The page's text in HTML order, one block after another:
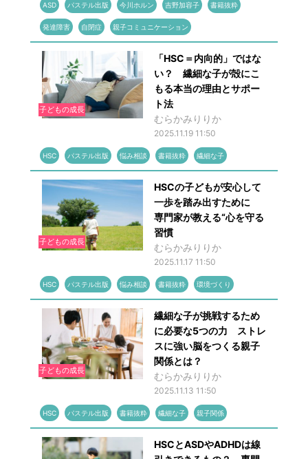
ASD パステル出版 今川ホルン 吉野加容子 書籍抜粋
発達障害 自閉症 親子コミュニケーション
子どもの成長
「HSC＝内向的」ではな
い？ 繊細な子が殻にこ
もる本当の理由とサポー
ト法
むらかみりりか
2025.11.19 11:50
HSC パステル出版 悩み相談 書籍抜粋 繊細な子
子どもの成長
HSCの子どもが安心して
一歩を踏み出すために
専門家が教える“心を守る
習慣
むらかみりりか
2025.11.17 11:50
HSC パステル出版 悩み相談 書籍抜粋 環境づくり
子どもの成長
繊細な子が挑戦するため
に必要な5つの力 ストレ
スに強い脳をつくる親子
関係とは？
むらかみりりか
2025.11.13 11:50
HSC パステル出版 書籍抜粋 繊細な子 親子関係
HSCとASDやADHDは線